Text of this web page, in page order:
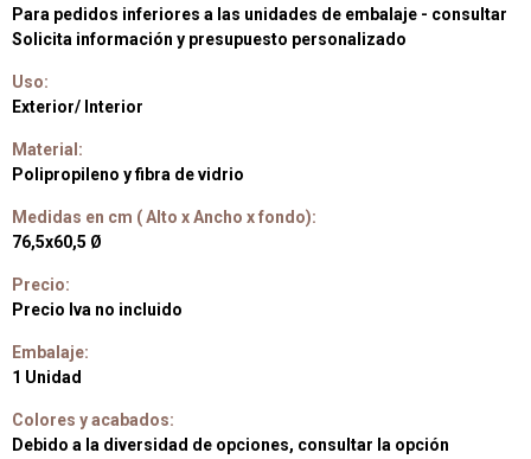
Para pedidos inferiores a las unidades de embalaje - consultar
Solicita información y presupuesto personalizado
Uso:
Exterior/ Interior
Material:
Polipropileno y fibra de vidrio
Medidas en cm ( Alto x Ancho x fondo):
76,5x60,5 Ø
Precio:
Precio Iva no incluido
Embalaje:
1 Unidad
Colores y acabados:
Debido a la diversidad de opciones, consultar la opción